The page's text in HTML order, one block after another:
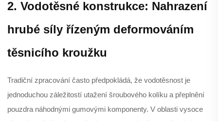
2. Vodotěsné konstrukce: Nahrazení
hrubé síly řízeným deformováním
těsnicího kroužku
Tradiční zpracování často předpokládá, že vodotěsnost je
jednoduchou záležitostí utažení šroubového kolíku a přeplnění
pouzdra náhodnými gumovými komponenty. V oblasti vysoce